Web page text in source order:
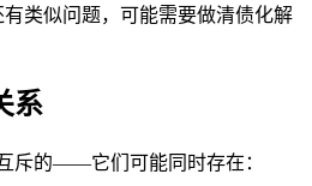
类似问题，可能需要做清债化解
系
斥的——它们可能同时存在：